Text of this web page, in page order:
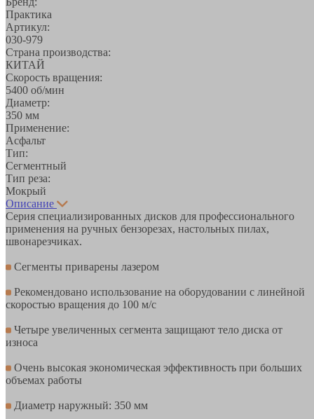
Практика
Артикул:
030-979
Страна производства:
КИТАЙ
Скорость вращения:
5400 об/мин
Диаметр:
350 мм
Применение:
Асфальт
Тип:
Сегментный
Тип реза:
Мокрый
Описание
Серия специализированных дисков для профессионального
применения на ручных бензорезах, настольных пилах,
швонарезчиках.
Сегменты приварены лазером
Рекомендовано использование на оборудовании с линейной
скоростью вращения до 100 м/с
Четыре увеличенных сегмента защищают тело диска от
износа
Очень высокая экономическая эффективность при больших
объемах работы
Диаметр наружный: 350 мм